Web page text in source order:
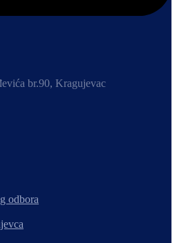
br.90, Kragujevac
odbora